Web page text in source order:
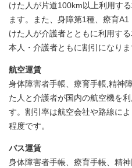
けた人が片道100km以上利用す
ます。また、身障第1種、療育
けた人が介護者とともに利用す
本人・介護者ともに割引になりま
航空運賃
身体障害者手帳、療育手帳,精神
た人と介護者が国内の航空機を
す。割引率は航空会社や路線に
程度です。
バス運賃
身体障害者手帳、療育手帳、精